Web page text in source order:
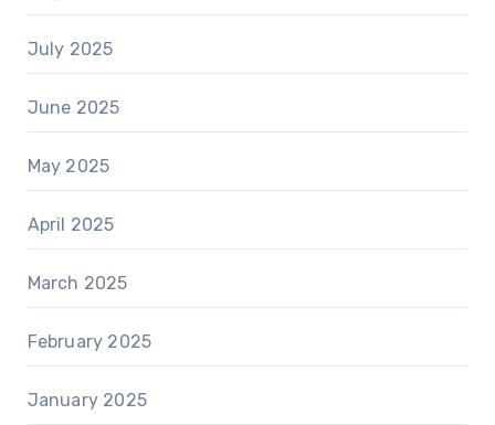
July 2025
June 2025
May 2025
April 2025
March 2025
February 2025
January 2025